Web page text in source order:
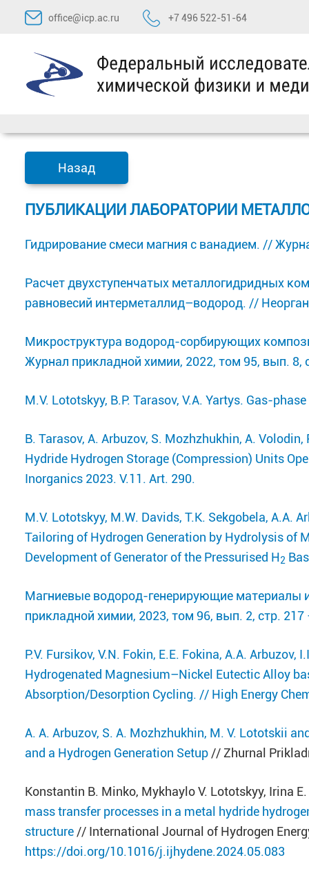
Перейти
содержимому
office@icp.ac.ru +7 496 522-51-64
Назад
ПУБЛИКАЦИИ ЛАБОРАТОРИИ
Гидрирование смеси магния с ванадием. //
Расчет двухступенчатых металлогидридных
равновесий интерметаллид–водород. //
Микроструктура водород-сорбирующих
Журнал прикладной химии, 2022, том 95, вып. 8,
M.V. Lototskyy, B.P. Tarasov, V.A. Yartys. Gas-
B. Tarasov, A. Arbuzov, S. Mozhzhukhin, A.
Hydride Hydrogen Storage (Compression) Units
Inorganics 2023. V.11. Art. 290.
M.V. Lototskyy, M.W. Davids, T.K. Sekgobela, A.A.
Tailoring of Hydrogen Generation by Hydrolysis of
Development of Generator of the Pressurised H2
Магниевые водород-генерирующие материалы
прикладной химии, 2023, том 96, вып. 2, стр. 217
P.V. Fursikov, V.N. Fokin, E.E. Fokina, A.A.
Hydrogenated Magnesium–Nickel Eutectic Alloy
Absorption/Desorption Cycling. // High Energy
A. A. Arbuzov, S. A. Mozhzhukhin, M. V. Lototskii
and a Hydrogen Generation Setup // Zhurnal
Konstantin B. Minko, Mykhaylo V. Lototskyy, Irina
mass transfer processes in a metal hydride
structure // International Journal of Hydrogen
https://doi.org/10.1016/j.ijhydene.2024.05.083